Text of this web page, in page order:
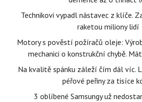
Technikovi vypadl nástavec z klíče.
raketou miliony lidí
Motory s pověstí požíračů oleje:
mechanici o konstrukční chybě.
Na kvalitě spánku záleží čím dál víc.
péřové peřiny za tisíce
3 oblíbené Samsungy už